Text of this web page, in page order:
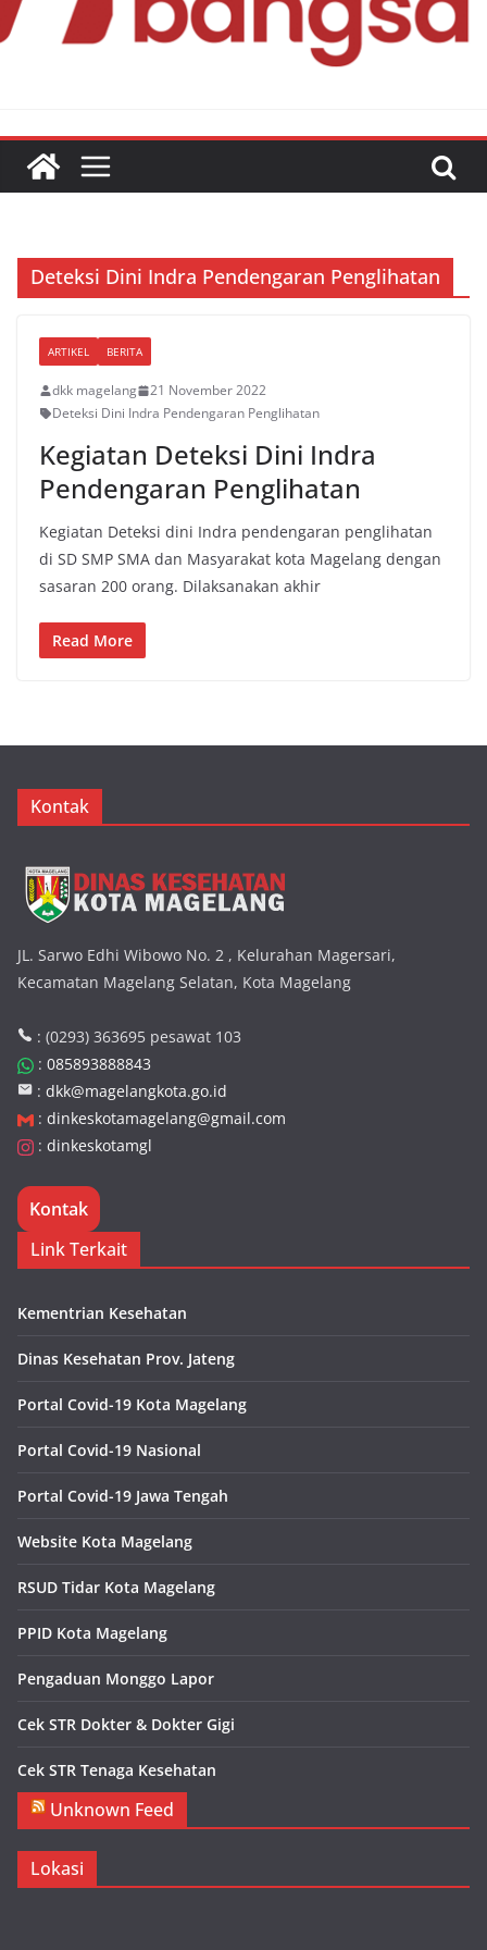
Deteksi Dini Indra Pendengaran Penglihatan
ARTIKEL BERITA
dkk magelang
21 November 2022
Deteksi Dini Indra Pendengaran Penglihatan
Kegiatan Deteksi Dini Indra
Pendengaran Penglihatan
Kegiatan Deteksi dini Indra pendengaran penglihatan
di SD SMP SMA dan Masyarakat kota Magelang dengan
sasaran 200 orang. Dilaksanakan akhir
Read More
Kontak
JL. Sarwo Edhi Wibowo No. 2 , Kelurahan Magersari,
Kecamatan Magelang Selatan, Kota Magelang
: (0293) 363695 pesawat 103
: 085893888843
: dkk@magelangkota.go.id
: dinkeskotamagelang@gmail.com
: dinkeskotamgl
Kontak
Link Terkait
Kementrian Kesehatan
Dinas Kesehatan Prov. Jateng
Portal Covid-19 Kota Magelang
Portal Covid-19 Nasional
Portal Covid-19 Jawa Tengah
Website Kota Magelang
RSUD Tidar Kota Magelang
PPID Kota Magelang
Pengaduan Monggo Lapor
Cek STR Dokter & Dokter Gigi
Cek STR Tenaga Kesehatan
Unknown Feed
Lokasi